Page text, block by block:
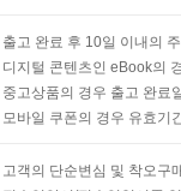
출고 완료 후 10일 이내의
디지털 콘텐츠인 eBook의
중고상품의 경우 출고 완료
모바일 쿠폰의 경우 유효기
고객의 단순변심 및 착오구